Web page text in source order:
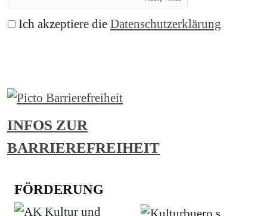
Ich akzeptiere die Datenschutzerklärung
INFOS ZUR
BARRIEREFREIHEIT
FÖRDERUNG